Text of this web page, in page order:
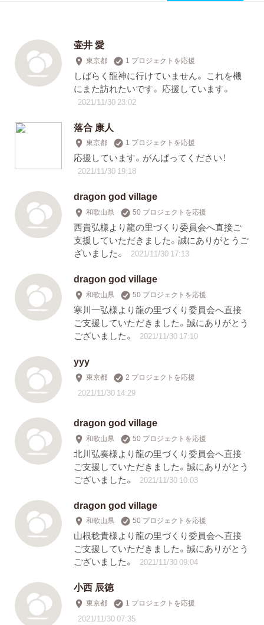
壷井 愛
東京都 1 プロジェクトを応援
しばらく龍神に行けていません。 これを機
にまた訪れたいです。 応援しています。
2021/11/30 23:02
落合 康人
東京都 1 プロジェクトを応援
応援しています。がんばってください！
2021/11/30 19:18
dragon god village
和歌山県 50 プロジェクトを応援
西貴弘様より龍の里づくり委員会へ直接ご
支援していただきました。誠にありがとうご
ざいました。
2021/11/30 17:13
dragon god village
和歌山県 50 プロジェクトを応援
寒川一弘様より龍の里づくり委員会へ直接
ご支援していただきました。誠にありがとう
ございました。
2021/11/30 17:10
yyy
東京都 2 プロジェクトを応援
2021/11/30 14:29
dragon god village
和歌山県 50 プロジェクトを応援
北川弘奏様より龍の里づくり委員会へ直接
ご支援していただきました。誠にありがとう
ございました。
2021/11/30 10:03
dragon god village
和歌山県 50 プロジェクトを応援
山根稔貴様より龍の里づくり委員会へ直接
ご支援していただきました。誠にありがとう
ございました。
2021/11/30 09:04
小西 辰徳
東京都 1 プロジェクトを応援
2021/11/30 07:35